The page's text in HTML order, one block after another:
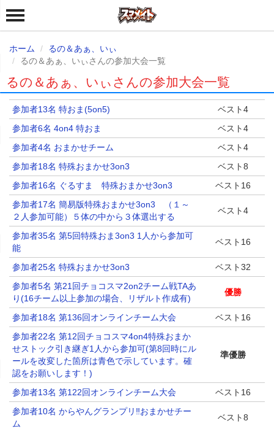
ホーム
るの＆あぁ、いぃ
るの＆あぁ、いぃさんの参加大会一覧
るの＆あぁ、いぃさんの参加大会一覧
参加者13名 特おま(5on5)
ベスト4
参加者6名 4on4 特おま
ベスト4
参加者4名 おまかせチーム
ベスト4
参加者18名 特殊おまかせ3on3
ベスト8
参加者16名 ぐるすま 特殊おまかせ3on3
ベスト16
参加者17名 簡易版特殊おまかせ3on3 （１～
２人参加可能）５体の中から３体選出する
ベスト4
参加者35名 第5回特殊おま3on3 1人から参加可
能
ベスト16
参加者25名 特殊おまかせ3on3
ベスト32
参加者5名 第21回チョコスマ2on2チーム戦TAあ
り(16チーム以上参加の場合、リザルト作成有)
優勝
参加者18名 第136回オンラインチーム大会
ベスト16
参加者22名 第12回チョコスマ4on4特殊おまか
せストック引き継ぎ1人から参加可(第8回時にル
ールを改変した箇所は青色で示しています。確
認をお願いします！)
準優勝
参加者13名 第122回オンラインチーム大会
ベスト16
参加者10名 からやんグランプリ‼️おまかせチー
ム
ベスト8